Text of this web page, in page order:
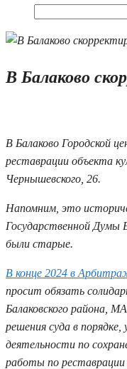
В Балаково
В Балаково Городской
реставрации объекта
Чернышевского, 26.
Напомним, это
Государственной Думы
были старые.
В конце 2024 в
просит обязать
Балаковского района,
решения суда в
деятельности по
работы по реставрации